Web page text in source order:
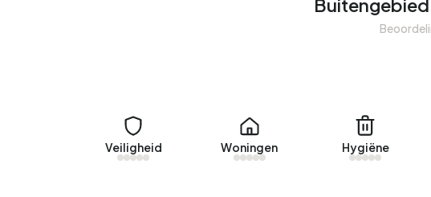
Geen recente verhuurdata beschikbaar voor Buitengebied
labels zijn D (21%), A (18%) en B (18%). Gemiddeld verbruikt
aan elektriciteit per jaar. Dit ligt 41% boven het landelijke
ligt met 1.880 m³ per jaar 47% boven het landelijke
Veiligheid Woningen Hygiëne